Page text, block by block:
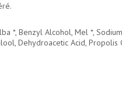
*, Benzyl Alcohol, Mel *,
Dehydroacetic Acid, Propolis